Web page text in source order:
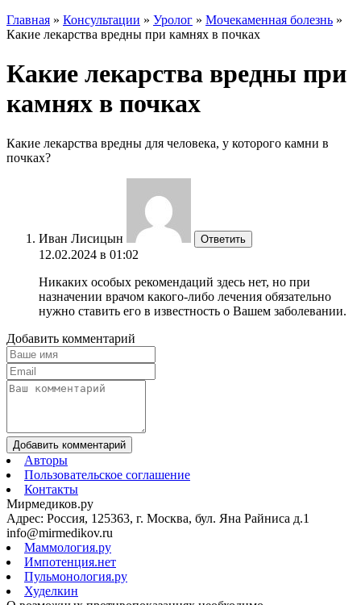
Главная » Консультации » Уролог » Мочекаменная болезнь »
Какие лекарства вредны при камнях в почках
Какие лекарства вредны при
камнях в почках
Какие лекарства вредны для человека, у которого камни в
почках?
Иван Лисицын Ответить
12.02.2024 в 01:02
Никаких особых рекомендаций здесь нет, но при
назначении врачом какого-либо лечения обязательно
нужно ставить его в известность о Вашем заболевании.
Добавить комментарий
Добавить комментарий
Авторы
Пользовательское соглашение
Контакты
Мирмедиков.ру
Адрес: Россия, 125363, г. Москва, бул. Яна Райниса д.1
info@mirmedikov.ru
Маммология.ру
Импотенция.нет
Пульмонология.ру
Худелкин